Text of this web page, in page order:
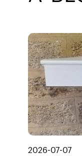
2026-07-07